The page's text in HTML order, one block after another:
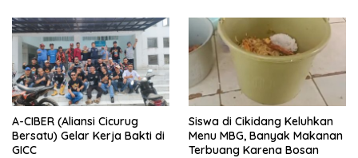
A-CIBER (Aliansi Cicurug
Bersatu) Gelar Kerja Bakti di
GICC
Siswa di Cikidang Keluhkan
Menu MBG, Banyak Makanan
Terbuang Karena Bosan